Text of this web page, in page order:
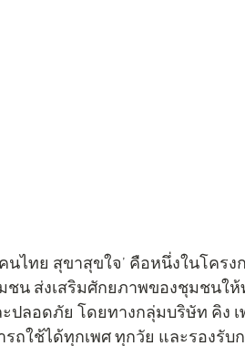
นไทย สุขาสุขใจ’ คือหนึ่งในโครง
มชน ส่งเสริมศักยภาพของชุมชนใ
ลอดภัย โดยทางกลุ่มบริษัท คิง เ
รถใช้ได้ทุกเพศ ทุกวัย และรองรั